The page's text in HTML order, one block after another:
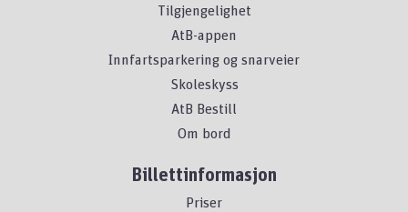
Tilgjengelighet
AtB-appen
Innfartsparkering og snarveier
Skoleskyss
AtB Bestill
Om bord
Billettinformasjon
Priser